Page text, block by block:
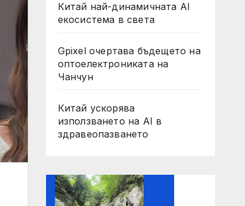
Китай най-динамичната AI
екосистема в света
Gpixel очертава бъдещето на
оптоелектрониката на
Чанчун
Китай ускорява
използването на AI в
здравеопазването